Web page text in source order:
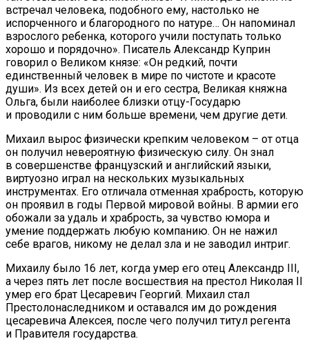
встречал человека, подобного ему, настолько не
испорченного и благородного по натуре… Он напоминал
взрослого ребенка, которого учили поступать только
хорошо и порядочно». Писатель Александр Куприн
говорил о Великом князе: «Он редкий, почти
единственный человек в мире по чистоте и красоте
души». Из всех детей он и его сестра, Великая княжна
Ольга, были наиболее близки отцу-Государю
и проводили с ним больше времени, чем другие дети.
Михаил вырос физически крепким человеком – от отца
он получил невероятную физическую силу. Он знал
в совершенстве французский и английский языки,
виртуозно играл на нескольких музыкальных
инструментах. Его отличала отменная храбрость, которую
он проявил в годы Первой мировой войны. В армии его
обожали за удаль и храбрость, за чувство юмора и
умение поддержать любую компанию. Он не нажил
себе врагов, никому не делал зла и не заводил интриг.
Михаилу было 16 лет, когда умер его отец Александр III,
а через пять лет после восшествия на престол Николая II
умер его брат Цесаревич Георгий. Михаил стал
Престолонаследником и оставался им до рождения
цесаревича Алексея, после чего получил титул регента
и Правителя государства.